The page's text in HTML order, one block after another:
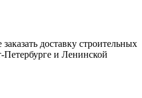
доставку строительных
Петербурге и Ленинской